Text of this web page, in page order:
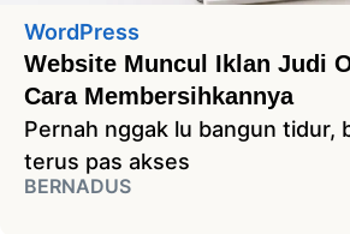
WordPress
Website Muncul Iklan Judi
Cara Membersihkannya
Pernah nggak lu bangun tidur,
terus pas akses
BERNADUS